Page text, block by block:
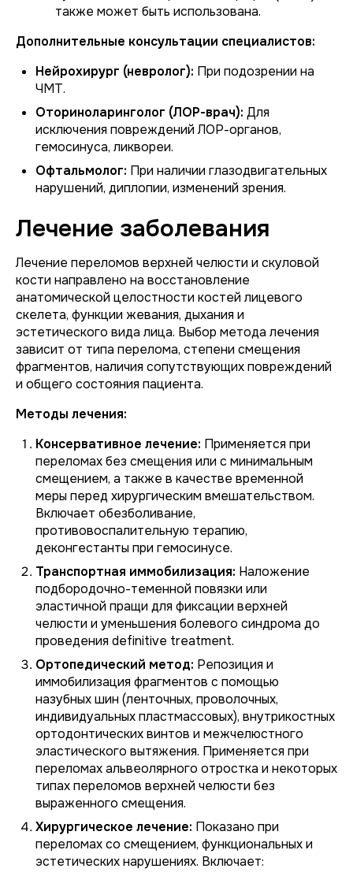
также может быть использована.
Дополнительные консультации специалистов:
Нейрохирург (невролог): При подозрении на
ЧМТ.
Оториноларинголог (ЛОР-врач): Для
исключения повреждений ЛОР-органов,
гемосинуса, ликвореи.
Офтальмолог: При наличии глазодвигательных
нарушений, диплопии, изменений зрения.
Лечение заболевания
Лечение переломов верхней челюсти и скуловой
кости направлено на восстановление
анатомической целостности костей лицевого
скелета, функции жевания, дыхания и
эстетического вида лица. Выбор метода лечения
зависит от типа перелома, степени смещения
фрагментов, наличия сопутствующих повреждений
и общего состояния пациента.
Методы лечения:
Консервативное лечение: Применяется при
переломах без смещения или с минимальным
смещением, а также в качестве временной
меры перед хирургическим вмешательством.
Включает обезболивание,
противовоспалительную терапию,
деконгестанты при гемосинусе.
Транспортная иммобилизация: Наложение
подбородочно-теменной повязки или
эластичной пращи для фиксации верхней
челюсти и уменьшения болевого синдрома до
проведения definitive treatment.
Ортопедический метод: Репозиция и
иммобилизация фрагментов с помощью
назубных шин (ленточных, проволочных,
индивидуальных пластмассовых), внутрикостных
ортодонтических винтов и межчелюстного
эластического вытяжения. Применяется при
переломах альвеолярного отростка и некоторых
типах переломов верхней челюсти без
выраженного смещения.
Хирургическое лечение: Показано при
переломах со смещением, функциональных и
эстетических нарушениях. Включает: